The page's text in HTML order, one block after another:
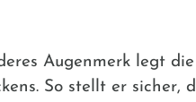
Augenmerk legt
So stellt er